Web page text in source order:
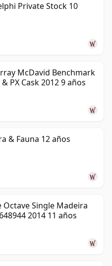
Private Stock 10
McDavid Benchmark
PX Cask 2012 9 años
& Fauna 12 años
Octave Single Madeira
2014 11 años